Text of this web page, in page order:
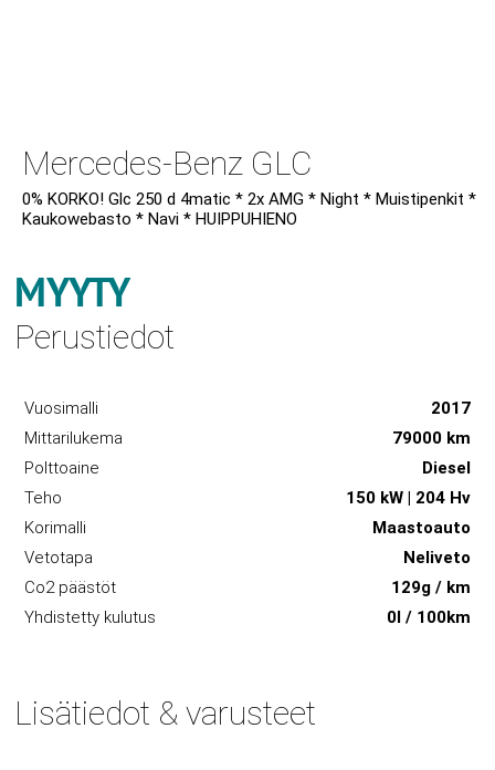
Mercedes-Benz GLC
0% KORKO! Glc 250 d 4matic * 2x AMG * Night * Muistipenkit *
Kaukowebasto * Navi * HUIPPUHIENO
MYYTY
Perustiedot
Vuosimalli
2017
Mittarilukema
79000 km
Polttoaine
Diesel
Teho
150 kW | 204 Hv
Korimalli
Maastoauto
Vetotapa
Neliveto
Co2 päästöt
129g / km
Yhdistetty kulutus
0l / 100km
Lisätiedot & varusteet